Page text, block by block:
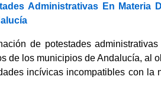
Administrativas En Materia
de potestades
de los municipios de Andalucía, al
incívicas incompatibles con